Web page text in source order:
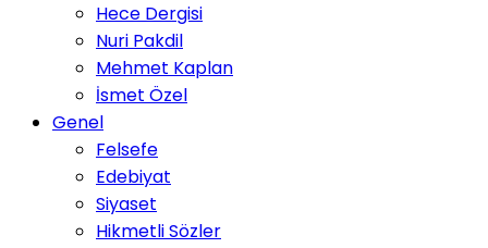
Hece Dergisi
Nuri Pakdil
Mehmet Kaplan
İsmet Özel
Genel
Felsefe
Edebiyat
Siyaset
Hikmetli Sözler